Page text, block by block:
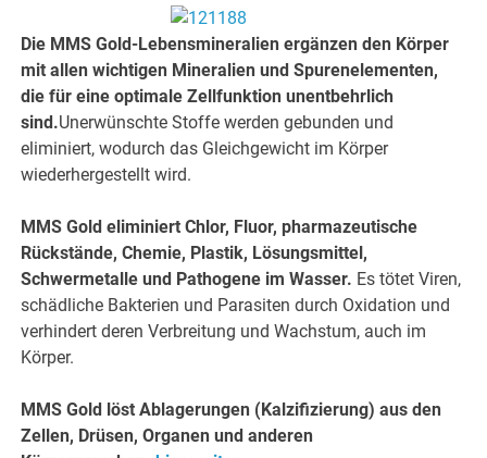
Die MMS Gold-Lebensmineralien ergänzen den Körper
mit allen wichtigen Mineralien und Spurenelementen,
die für eine optimale Zellfunktion unentbehrlich
sind.Unerwünschte Stoffe werden gebunden und
eliminiert, wodurch das Gleichgewicht im Körper
wiederhergestellt wird.
MMS Gold eliminiert Chlor, Fluor, pharmazeutische
Rückstände, Chemie, Plastik, Lösungsmittel,
Schwermetalle und Pathogene im Wasser. Es tötet Viren,
schädliche Bakterien und Parasiten durch Oxidation und
verhindert deren Verbreitung und Wachstum, auch im
Körper.
MMS Gold löst Ablagerungen (Kalzifizierung) aus den
Zellen, Drüsen, Organen und anderen